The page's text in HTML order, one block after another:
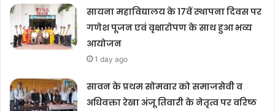
सायना महाविद्यालय के 17वें स्थापना दिवस पर
गणेश पूजन एवं वृक्षारोपण के साथ हुआ भव्य
आयोजन
1 day ago
सावन के प्रथम सोमवार को समाजसेवी व
अधिवक्ता रेखा अंजू तिवारी के नेतृत्व पर वरिष्ठ